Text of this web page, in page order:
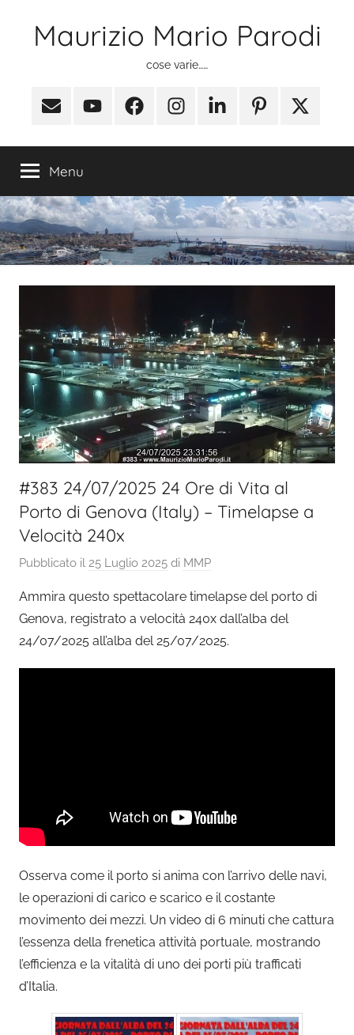
Maurizio Mario Parodi
cose varie……
Email YoutubeFacebookInstagramLinkedinPinterest
X
Twitter)
Menu
#383 24/07/2025 24 Ore di Vita al
Porto di Genova (Italy) – Timelapse a
Velocità 240x
Pubblicato il 25 Luglio 2025 di MMP
Ammira questo spettacolare timelapse del porto di
Genova, registrato a velocità 240x dall’alba del
24/07/2025 all’alba del 25/07/2025.
Osserva come il porto si anima con l’arrivo delle navi,
le operazioni di carico e scarico e il costante
movimento dei mezzi. Un video di 6 minuti che cattura
l’essenza della frenetica attività portuale, mostrando
l’efficienza e la vitalità di uno dei porti più trafficati
d’Italia.